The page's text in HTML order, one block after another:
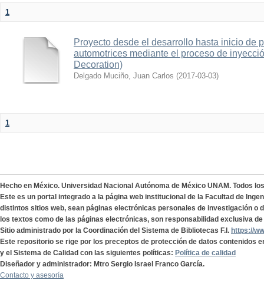
1
Proyecto desde el desarrollo hasta inicio de
automotrices mediante el proceso de
Decoration)
Delgado Muciño, Juan Carlos (2017-03-03)
1
Hecho en México. Universidad Nacional Autónoma de México UNAM. Todos
Este es un portal integrado a la página web institucional de la Facultad de
distintos sitios web, sean páginas electrónicas personales de investigación o
los textos como de las páginas electrónicas, son responsabilidad exclusiva
Sitio administrado por la Coordinación del Sistema de Bibliotecas F.I. https://
Este repositorio se rige por los preceptos de protección de datos contenidos
y el Sistema de Calidad con las siguientes políticas: Política de calidad
Diseñador y administrador: Mtro Sergio Israel Franco García.
Contacto y asesoría